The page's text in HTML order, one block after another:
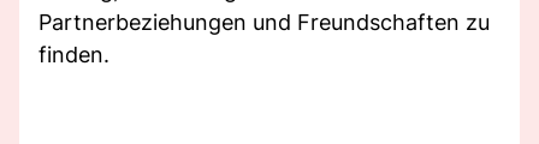
Partnerbeziehungen und Freundschaften zu
finden.